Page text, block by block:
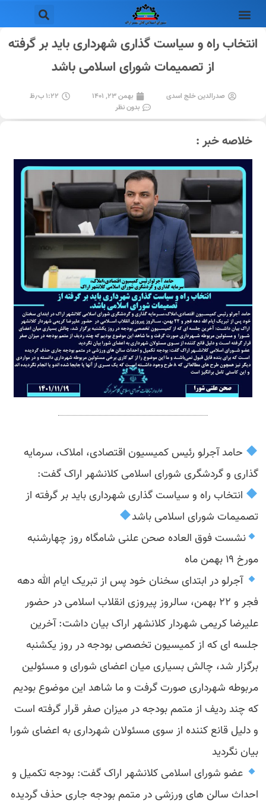
انتخاب راه و سیاست گذاری شهرداری باید بر گرفته
از تصمیمات شورای اسلامی باشد
صدرالدین خلج اسدی بهمن ۲۳, ۱۴۰۱
۱:۲۲ ب٫ظ
بدون نظر
خلاصه خبر :
حامد آجرلو رئیس کمیسیون اقتصادی، املاک، سرمایه
گذاری و گردشگری شورای اسلامی کلانشهر اراک گفت:
انتخاب راه و سیاست گذاری شهرداری باید بر گرفته از
تصمیمات شورای اسلامی باشد
نشست فوق العاده صحن علنی شامگاه روز چهارشنبه
مورخ ۱۹ بهمن ماه
آجرلو در ابتدای سخنان خود پس از تبریک ایام الله دهه
فجر و ۲۲ بهمن، سالروز پیروزی انقلاب اسلامی در حضور
علیرضا کریمی شهردار کلانشهر اراک بیان داشت: آخرین
جلسه ای که از کمیسیون تخصصی بودجه در روز یکشنبه
برگزار شد، چالش بسیاری میان اعضای شورای و مسئولین
مربوطه شهرداری صورت گرفت و ما شاهد این موضوع بودیم
که چند ردیف از متمم بودجه در میزان صفر قرار گرفته است
و دلیل قانع کننده از سوی مسئولان شهرداری به اعضای شورا
بیان نگردید
عضو شورای اسلامی کلانشهر اراک گفت: بودجه تکمیل و
احداث سالن های ورزشی در متمم بودجه جاری حذف گردیده